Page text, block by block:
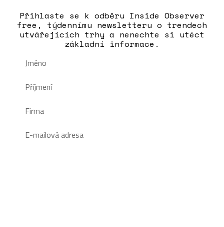
Přihlaste se k odběru Inside Observer
free, týdennímu newsletteru o trendech
utvářejících trhy a nenechte si utéct
základní informace.